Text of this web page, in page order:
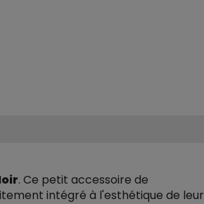
. Ce petit accessoire de
intégré à l'esthétique de leur